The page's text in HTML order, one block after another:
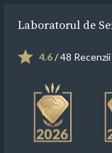
Laboratorul de
4.6/ 48 Recenzii